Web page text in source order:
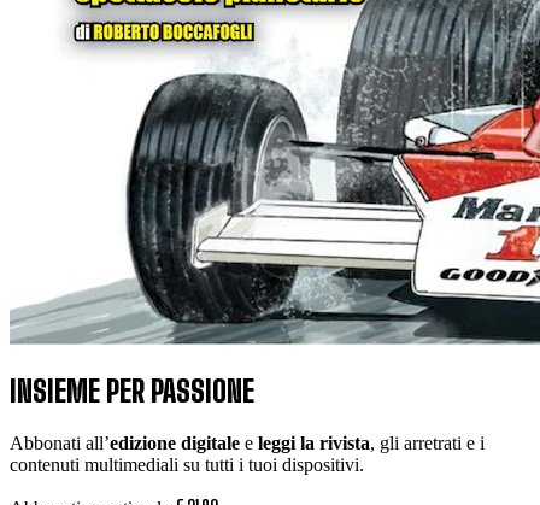
INSIEME PER PASSIONE
Abbonati all’edizione digitale e leggi la rivista, gli arretrati e i
contenuti multimediali su tutti i tuoi dispositivi.